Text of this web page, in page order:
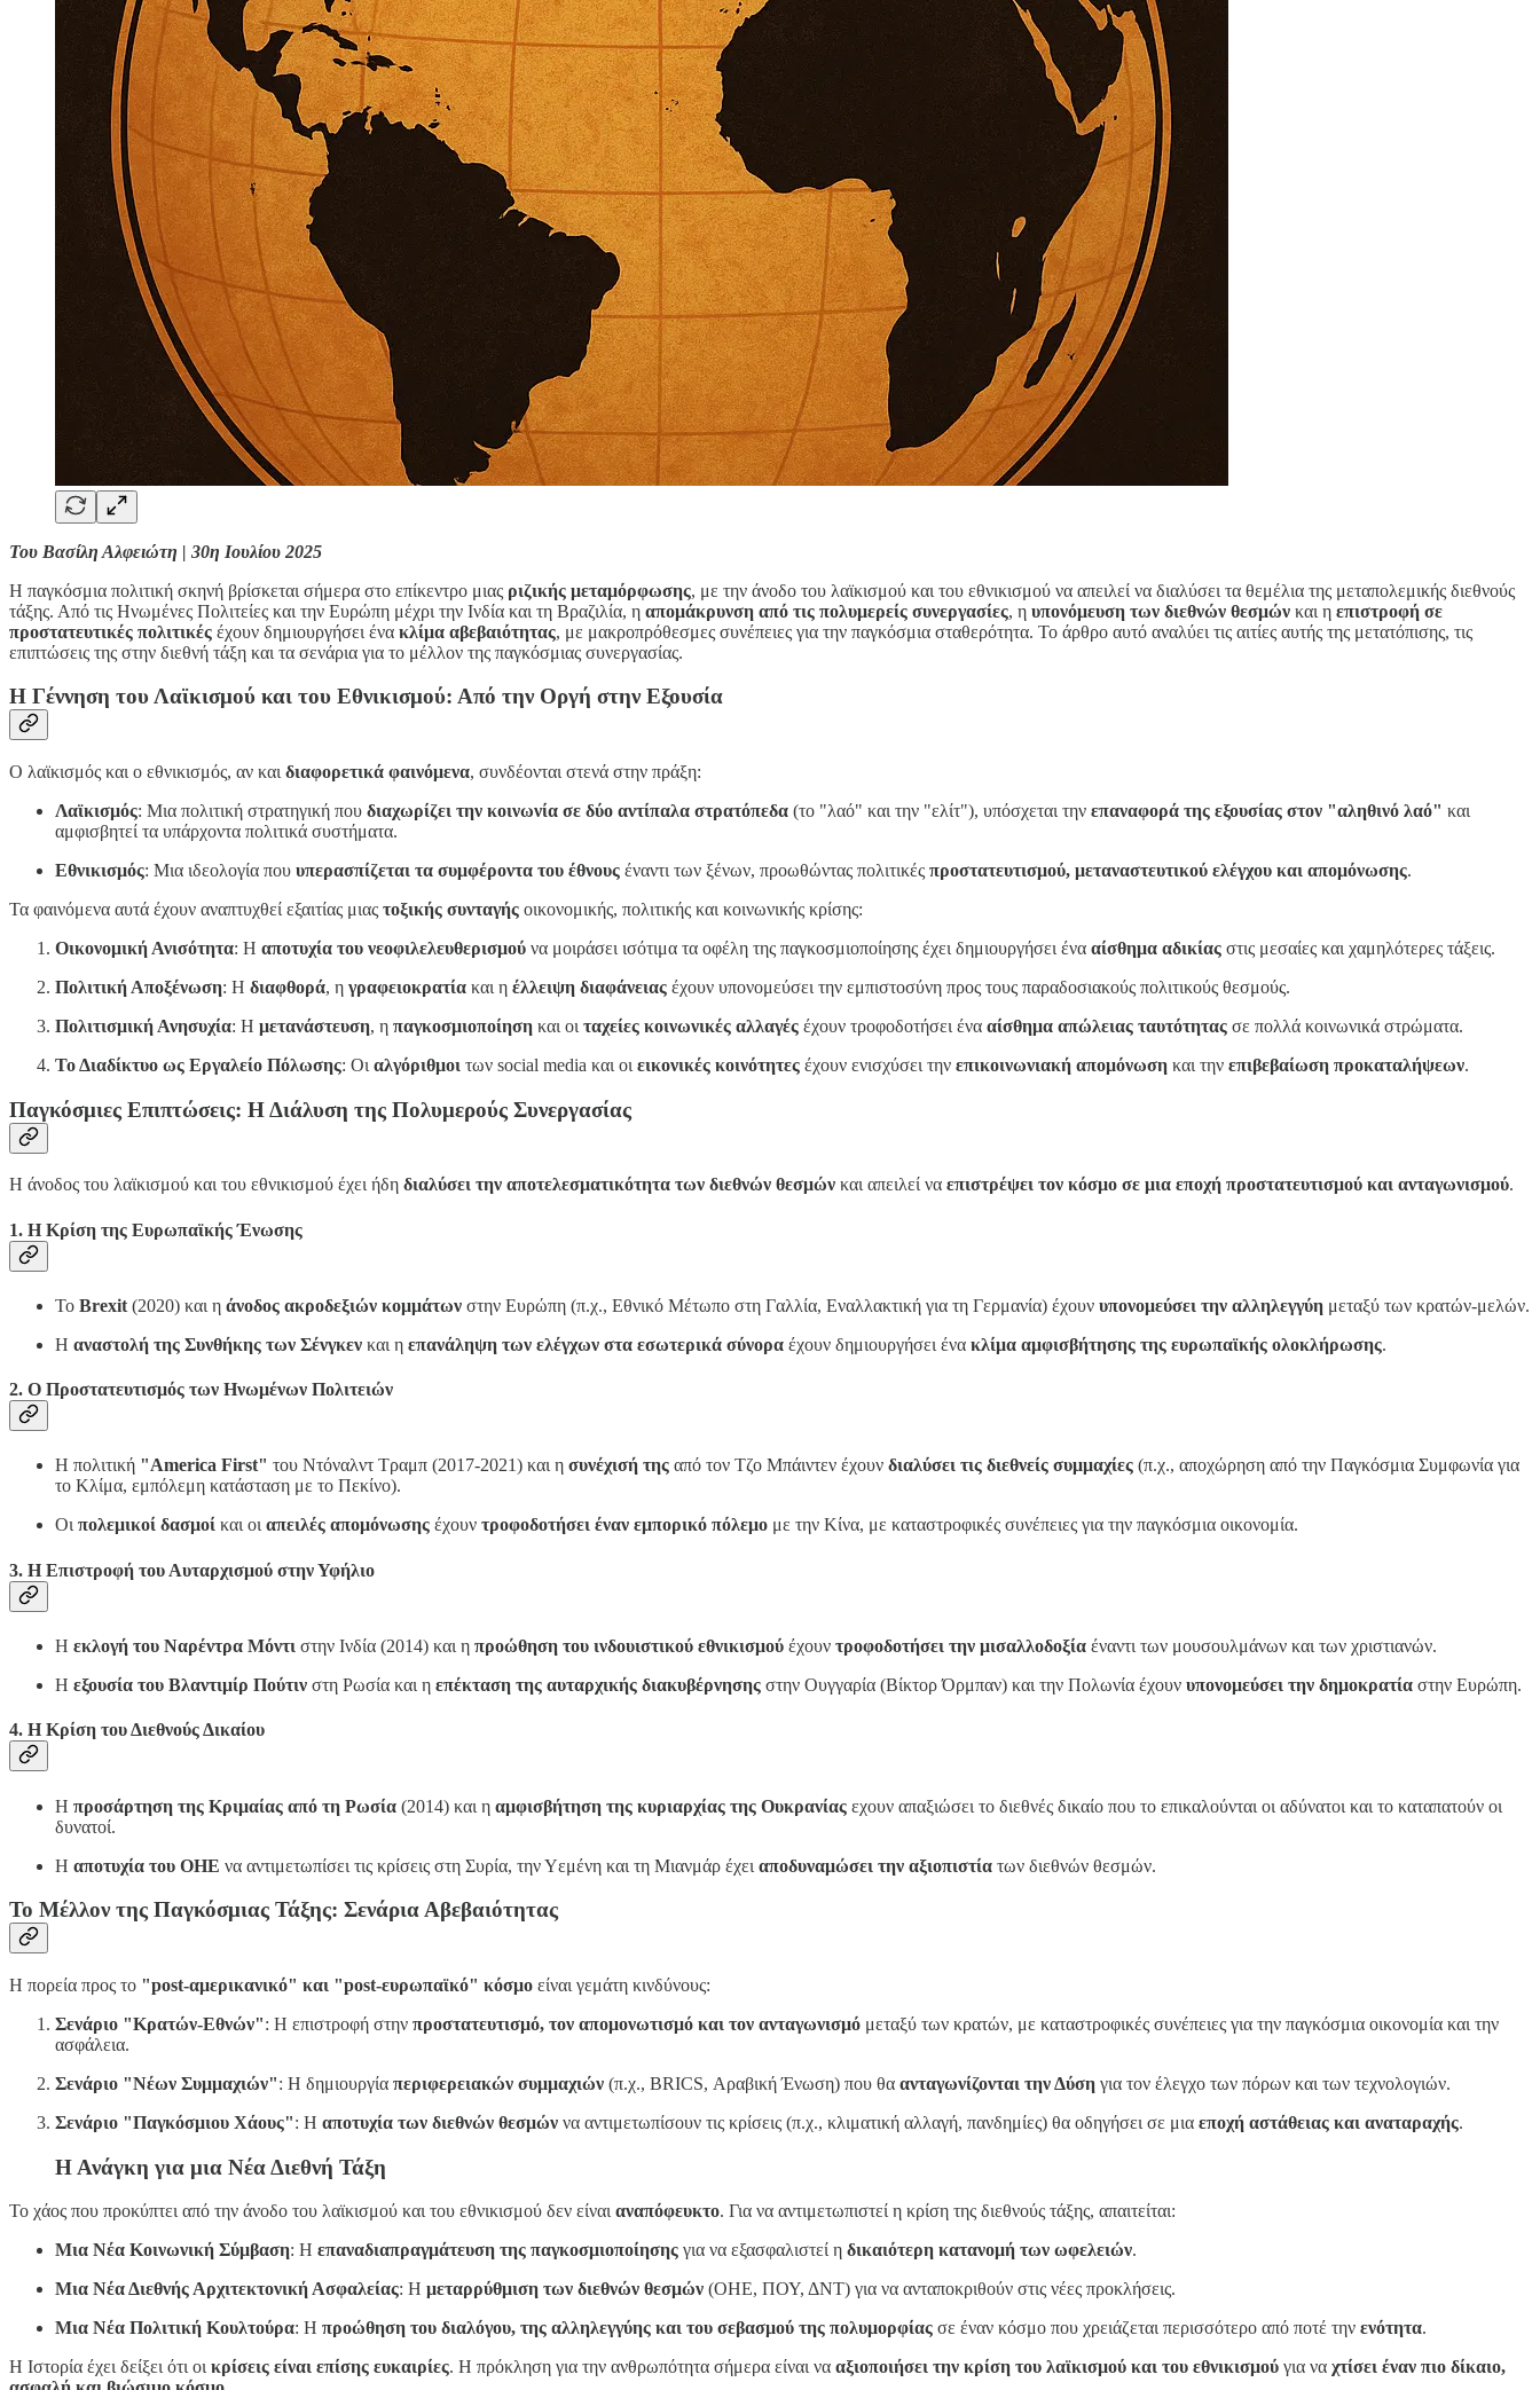
Του Βασίλη Αλφειώτη | 30η Ιουλίου 2025
Η παγκόσμια πολιτική σκηνή βρίσκεται σήμερα στο επίκεντρο μιας ριζικής μεταμόρφωσης, με την άνοδο του λαϊκισμού και του εθνικισμού να απειλεί να διαλύσει τα θεμέλια της μεταπολεμικής διεθνούς
τάξης. Από τις Ηνωμένες Πολιτείες και την Ευρώπη μέχρι την Ινδία και τη Βραζιλία, η απομάκρυνση από τις πολυμερείς συνεργασίες, η υπονόμευση των διεθνών θεσμών και η επιστροφή σε
προστατευτικές πολιτικές έχουν δημιουργήσει ένα κλίμα αβεβαιότητας, με μακροπρόθεσμες συνέπειες για την παγκόσμια σταθερότητα. Το άρθρο αυτό αναλύει τις αιτίες αυτής της μετατόπισης, τις
επιπτώσεις της στην διεθνή τάξη και τα σενάρια για το μέλλον της παγκόσμιας συνεργασίας.
Η Γέννηση του Λαϊκισμού και του Εθνικισμού: Από την Οργή στην Εξουσία
Ο λαϊκισμός και ο εθνικισμός, αν και διαφορετικά φαινόμενα, συνδέονται στενά στην πράξη:
Λαϊκισμός: Μια πολιτική στρατηγική που διαχωρίζει την κοινωνία σε δύο αντίπαλα στρατόπεδα (το "λαό" και την "ελίτ"), υπόσχεται την επαναφορά της εξουσίας στον "αληθινό λαό" και
αμφισβητεί τα υπάρχοντα πολιτικά συστήματα.
Εθνικισμός: Μια ιδεολογία που υπερασπίζεται τα συμφέροντα του έθνους έναντι των ξένων, προωθώντας πολιτικές προστατευτισμού, μεταναστευτικού ελέγχου και απομόνωσης.
Τα φαινόμενα αυτά έχουν αναπτυχθεί εξαιτίας μιας τοξικής συνταγής οικονομικής, πολιτικής και κοινωνικής κρίσης:
Οικονομική Ανισότητα: Η αποτυχία του νεοφιλελευθερισμού να μοιράσει ισότιμα τα οφέλη της παγκοσμιοποίησης έχει δημιουργήσει ένα αίσθημα αδικίας στις μεσαίες και χαμηλότερες τάξεις.
Πολιτική Αποξένωση: Η διαφθορά, η γραφειοκρατία και η έλλειψη διαφάνειας έχουν υπονομεύσει την εμπιστοσύνη προς τους παραδοσιακούς πολιτικούς θεσμούς.
Πολιτισμική Ανησυχία: Η μετανάστευση, η παγκοσμιοποίηση και οι ταχείες κοινωνικές αλλαγές έχουν τροφοδοτήσει ένα αίσθημα απώλειας ταυτότητας σε πολλά κοινωνικά στρώματα.
Το Διαδίκτυο ως Εργαλείο Πόλωσης: Οι αλγόριθμοι των social media και οι εικονικές κοινότητες έχουν ενισχύσει την επικοινωνιακή απομόνωση και την επιβεβαίωση προκαταλήψεων.
Παγκόσμιες Επιπτώσεις: Η Διάλυση της Πολυμερούς Συνεργασίας
Η άνοδος του λαϊκισμού και του εθνικισμού έχει ήδη διαλύσει την αποτελεσματικότητα των διεθνών θεσμών και απειλεί να επιστρέψει τον κόσμο σε μια εποχή προστατευτισμού και ανταγωνισμού.
1. Η Κρίση της Ευρωπαϊκής Ένωσης
Το Brexit (2020) και η άνοδος ακροδεξιών κομμάτων στην Ευρώπη (π.χ., Εθνικό Μέτωπο στη Γαλλία, Εναλλακτική για τη Γερμανία) έχουν υπονομεύσει την αλληλεγγύη μεταξύ των κρατών-μελών.
Η αναστολή της Συνθήκης των Σένγκεν και η επανάληψη των ελέγχων στα εσωτερικά σύνορα έχουν δημιουργήσει ένα κλίμα αμφισβήτησης της ευρωπαϊκής ολοκλήρωσης.
2. Ο Προστατευτισμός των Ηνωμένων Πολιτειών
Η πολιτική "America First" του Ντόναλντ Τραμπ (2017-2021) και η συνέχισή της από τον Τζο Μπάιντεν έχουν διαλύσει τις διεθνείς συμμαχίες (π.χ., αποχώρηση από την Παγκόσμια Συμφωνία για
το Κλίμα, εμπόλεμη κατάσταση με το Πεκίνο).
Οιπολεμικοί δασμοί και οιαπειλές απομόνωσης έχουν τροφοδοτήσει έναν εμπορικό πόλεμο με την Κίνα, με καταστροφικές συνέπειες για την παγκόσμια οικονομία.
3. Η Επιστροφή του Αυταρχισμού στην Υφήλιο
Η εκλογή του Ναρέντρα Μόντι στην Ινδία (2014) και η προώθηση του ινδουιστικού εθνικισμού έχουν τροφοδοτήσει την μισαλλοδοξία έναντι των μουσουλμάνων και των χριστιανών.
Η εξουσία του Βλαντιμίρ Πούτιν στη Ρωσία και η επέκταση της αυταρχικής διακυβέρνησης στην Ουγγαρία (Βίκτορ Όρμπαν) και την Πολωνία έχουν υπονομεύσει την δημοκρατία στην Ευρώπη.
4. Η Κρίση του Διεθνούς Δικαίου
Η προσάρτηση της Κριμαίας από τη Ρωσία (2014) και η αμφισβήτηση της κυριαρχίας της Ουκρανίας εχουν απαξιώσει το διεθνές δικαίο που το επικαλούνται οι αδύνατοι και το καταπατούν οι
δυνατοί.
Η αποτυχία του ΟΗΕ να αντιμετωπίσει τις κρίσεις στη Συρία, την Υεμένη και τη Μιανμάρ έχει αποδυναμώσει την αξιοπιστία των διεθνών θεσμών.
Το Μέλλον της Παγκόσμιας Τάξης: Σενάρια Αβεβαιότητας
Η πορεία προς το "post-αμερικανικό" και "post-ευρωπαϊκό" κόσμο είναι γεμάτη κινδύνους:
Σενάριο "Κρατών-Εθνών": Η επιστροφή στην προστατευτισμό, τον απομονωτισμό και τον ανταγωνισμό μεταξύ των κρατών, με καταστροφικές συνέπειες για την παγκόσμια οικονομία και την
ασφάλεια.
Σενάριο "Νέων Συμμαχιών": Η δημιουργία περιφερειακών συμμαχιών (π.χ., BRICS, Αραβική Ένωση) που θα ανταγωνίζονται την Δύση για τον έλεγχο των πόρων και των τεχνολογιών.
Σενάριο "Παγκόσμιου Χάους": Η αποτυχία των διεθνών θεσμών να αντιμετωπίσουν τις κρίσεις (π.χ., κλιματική αλλαγή, πανδημίες) θα οδηγήσει σε μια εποχή αστάθειας και αναταραχής.
Η Ανάγκη για μια Νέα Διεθνή Τάξη
Το χάος που προκύπτει από την άνοδο του λαϊκισμού και του εθνικισμού δεν είναιαναπόφευκτο. Για να αντιμετωπιστεί η κρίση της διεθνούς τάξης, απαιτείται:
Μια Νέα Κοινωνική Σύμβαση: Η επαναδιαπραγμάτευση της παγκοσμιοποίησης για να εξασφαλιστεί η δικαιότερη κατανομή των ωφελειών.
Μια Νέα Διεθνής Αρχιτεκτονική Ασφαλείας: Η μεταρρύθμιση των διεθνών θεσμών (ΟΗΕ, ΠΟΥ, ΔΝΤ) για να ανταποκριθούν στις νέες προκλήσεις.
Μια Νέα Πολιτική Κουλτούρα: Η προώθηση του διαλόγου, της αλληλεγγύης και του σεβασμού της πολυμορφίας σε έναν κόσμο που χρειάζεται περισσότερο από ποτέ την ενότητα.
Η Ιστορία έχει δείξει ότι οικρίσεις είναι επίσης ευκαιρίες. Η πρόκληση για την ανθρωπότητα σήμερα είναι να αξιοποιήσει την κρίση του λαϊκισμού και του εθνικισμού για να χτίσει έναν πιο δίκαιο,